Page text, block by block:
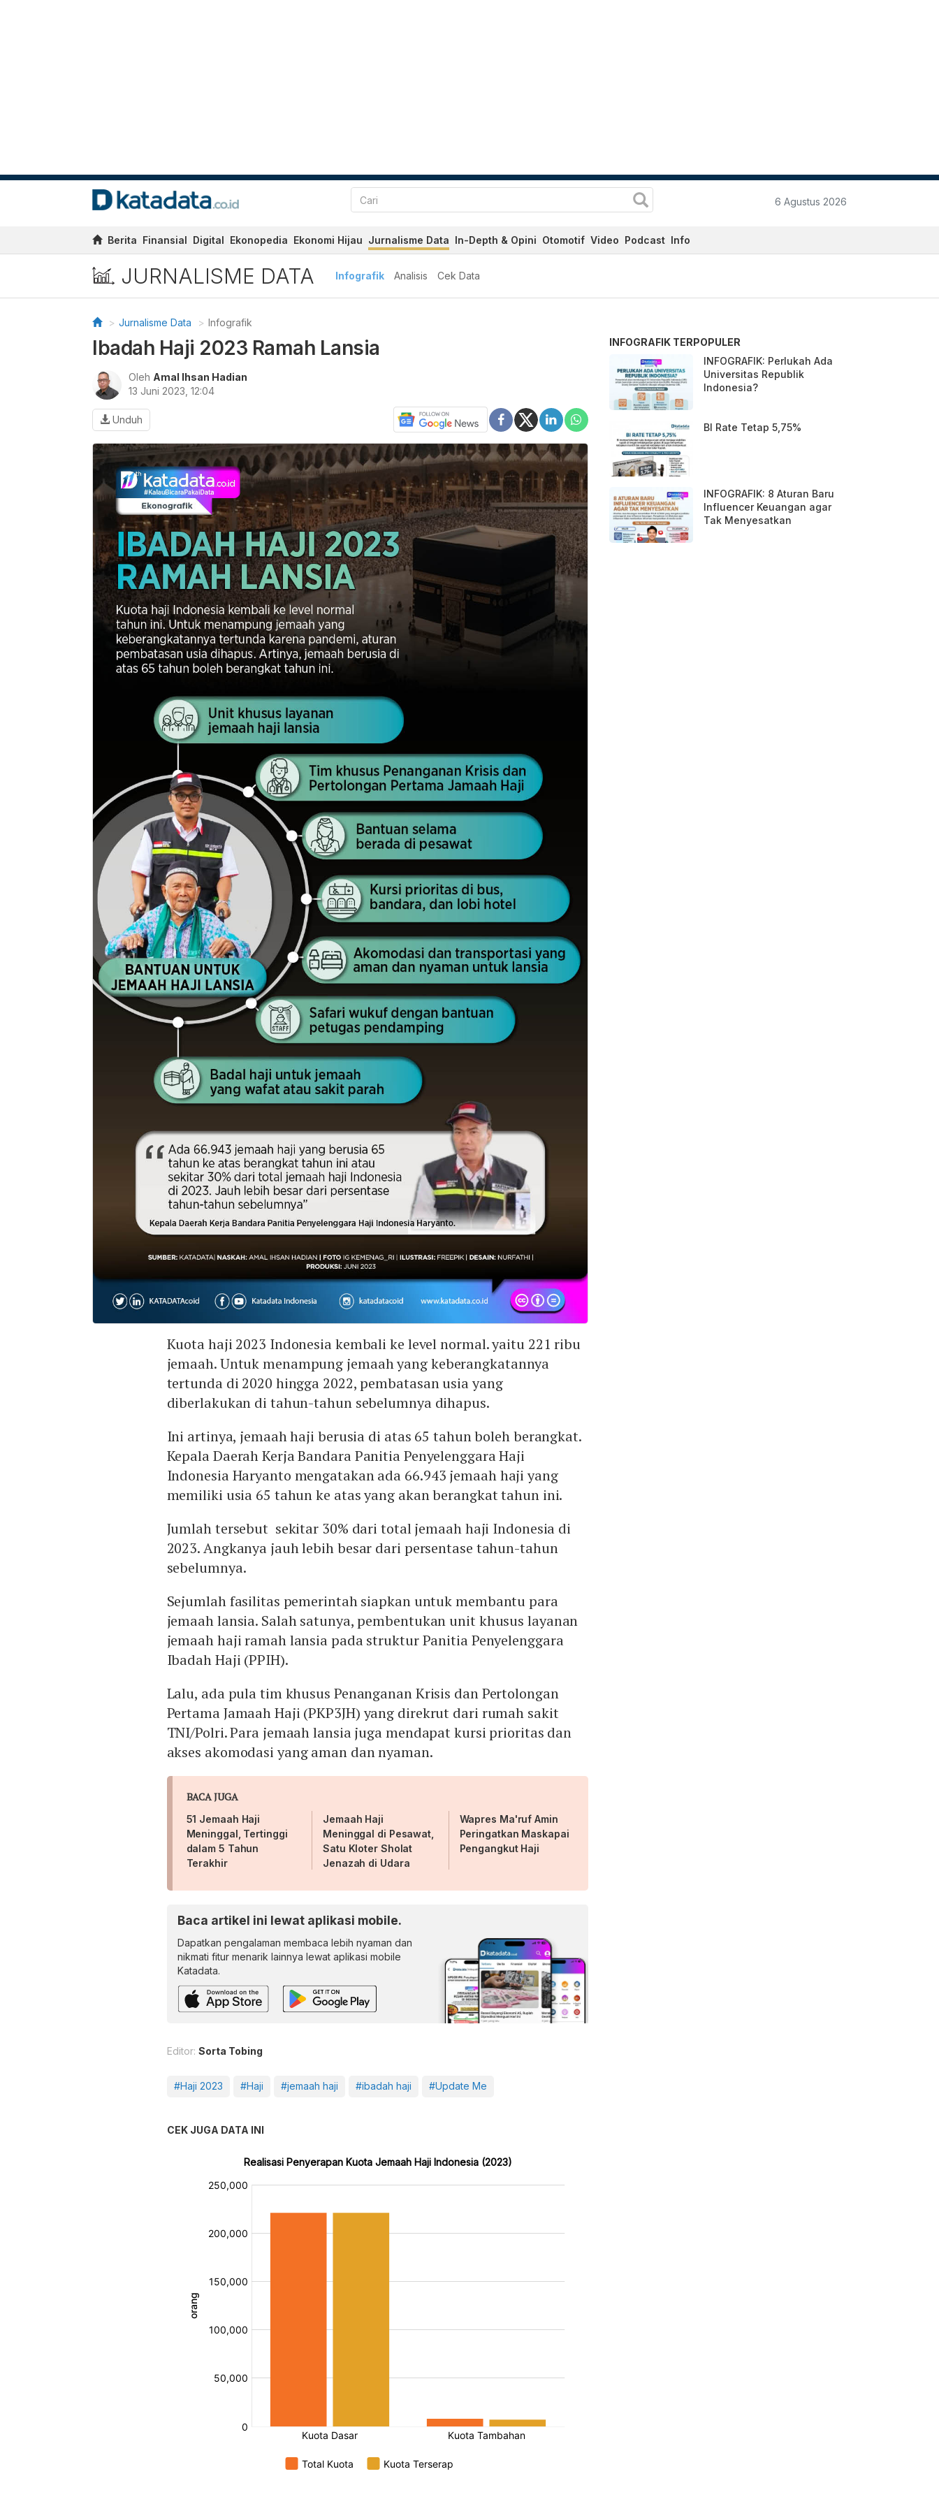
6 Agustus 2026
Berita Finansial Digital Ekonopedia Ekonomi Hijau Jurnalisme Data In-Depth & Opini Otomotif Video Podcast Info
JURNALISME DATA Infografik Analisis Cek Data
Jurnalisme Data Infografik
Ibadah Haji 2023 Ramah Lansia
Oleh Amal Ihsan Hadian
13 Juni 2023, 12:04
Unduh
Kuota haji 2023 Indonesia kembali ke level normal. yaitu 221 ribu
jemaah. Untuk menampung jemaah yang keberangkatannya
tertunda di 2020 hingga 2022, pembatasan usia yang
diberlakukan di tahun-tahun sebelumnya dihapus.
Ini artinya, jemaah haji berusia di atas 65 tahun boleh berangkat.
Kepala Daerah Kerja Bandara Panitia Penyelenggara Haji
Indonesia Haryanto mengatakan ada 66.943 jemaah haji yang
memiliki usia 65 tahun ke atas yang akan berangkat tahun ini.
Jumlah tersebut sekitar 30% dari total jemaah haji Indonesia di
2023. Angkanya jauh lebih besar dari persentase tahun-tahun
sebelumnya.
Sejumlah fasilitas pemerintah siapkan untuk membantu para
jemaah lansia. Salah satunya, pembentukan unit khusus layanan
jemaah haji ramah lansia pada struktur Panitia Penyelenggara
Ibadah Haji (PPIH).
Lalu, ada pula tim khusus Penanganan Krisis dan Pertolongan
Pertama Jamaah Haji (PKP3JH) yang direkrut dari rumah sakit
TNI/Polri. Para jemaah lansia juga mendapat kursi prioritas dan
akses akomodasi yang aman dan nyaman.
BACA JUGA
51 Jemaah Haji
Meninggal, Tertinggi
dalam 5 Tahun
Terakhir
Jemaah Haji
Meninggal di Pesawat,
Satu Kloter Sholat
Jenazah di Udara
Wapres Ma'ruf Amin
Peringatkan Maskapai
Pengangkut Haji
Baca artikel ini lewat aplikasi mobile.
Dapatkan pengalaman membaca lebih nyaman dan
nikmati fitur menarik lainnya lewat aplikasi mobile
Katadata.
Editor: Sorta Tobing
#Haji 2023 #Haji #jemaah haji #ibadah haji #Update Me
CEK JUGA DATA INI
INFOGRAFIK TERPOPULER
INFOGRAFIK: Perlukah Ada
Universitas Republik
Indonesia?
BI Rate Tetap 5,75%
INFOGRAFIK: 8 Aturan Baru
Influencer Keuangan agar
Tak Menyesatkan